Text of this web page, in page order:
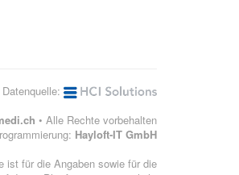
Datenquelle:
• Alle Rechte vorbehalten
Hayloft-IT GmbH
ist für die Angaben sowie für die